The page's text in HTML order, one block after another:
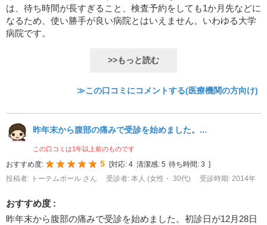
は、待ち時間が長すぎること、検査予約をしても1か月先などに
なるため、使い勝手が良い病院とはいえません。いわゆる大学
病院です。
>>もっと読む
≫この口コミにコメントする(医療機関の方向け)
昨年末から腹部の痛みで受診を始めました。...
この口コミは1年以上前のものです
おすすめ度: 5 対応: 4 清潔感: 5 待ち時間: 3
投稿者: トーテムポール さん
受診者: 本人 (女性・ 30代) 受診時期: 2014年
おすすめ度 :
昨年末から腹部の痛みで受診を始めました。初診日が12月28日